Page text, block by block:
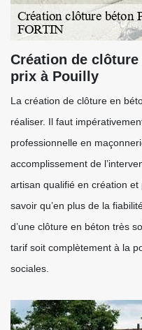
Création de
prix à Pouilly
La création de clôture en
réaliser. Il faut
professionnelle en
accomplissement de
artisan qualifié en création
savoir qu’en plus de la
d’une clôture en béton très
tarif soit complètement à la
sociales.